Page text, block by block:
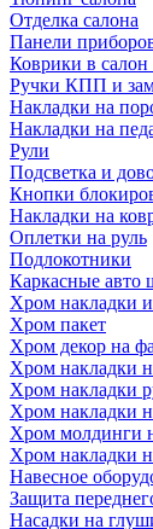
Отделка салона
Панели
Коврики в
Ручки КПП и
Накладки на
Накладки на
Рули
Подсветка и
Кнопки
Накладки на
Оплетки на руль
Подлокотники
Каркасные авто
Хром накладки
Хром пакет
Хром декор на
Хром накладки
Хром накладки
Хром накладки
Хром молдинги
Хром накладки
Навесное
Защита
Насадки на